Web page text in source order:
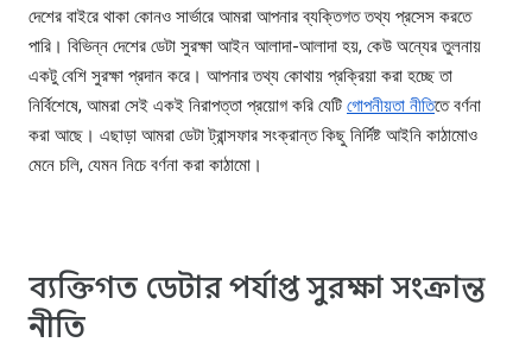
দেশের বাইরে থাকা কোনও সার্ভারে আমরা আপনার ব্যক্তিগত তথ্য প্রসেস করতে
পারি। বিভিন্ন দেশের ডেটা সুরক্ষা আইন আলাদা-আলাদা হয়, কেউ অন্যের তুলনায়
একটু বেশি সুরক্ষা প্রদান করে। আপনার তথ্য কোথায় প্রক্রিয়া করা হচ্ছে তা
নির্বিশেষে, আমরা সেই একই নিরাপত্তা প্রয়োগ করি যেটি গোপনীয়তা নীতিতে বর্ণনা
করা আছে। এছাড়া আমরা ডেটা ট্রান্সফার সংক্রান্ত কিছু নির্দিষ্ট আইনি কাঠামোও
মেনে চলি, যেমন নিচে বর্ণনা করা কাঠামো।
ব্যক্তিগত ডেটার পর্যাপ্ত সুরক্ষা সংক্রান্ত
নীতি